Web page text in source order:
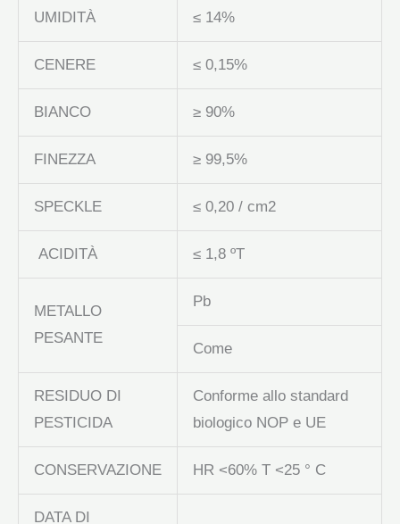
UMIDITÀ ≤ 14%
CENERE ≤ 0,15%
BIANCO ≥ 90%
FINEZZA ≥ 99,5%
SPECKLE ≤ 0,20 / cm2
ACIDITÀ ≤ 1,8 ºT
METALLO
PESANTE
Pb
Come
RESIDUO DI
PESTICIDA
Conforme allo standard
biologico NOP e UE
CONSERVAZIONE HR <60% T <25 ° C
DATA DI